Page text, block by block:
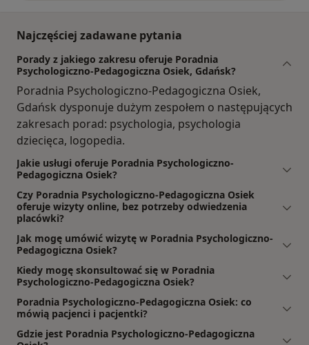
Najczęściej zadawane pytania
Porady z jakiego zakresu oferuje Poradnia
Psychologiczno-Pedagogiczna Osiek, Gdańsk?
Poradnia Psychologiczno-Pedagogiczna Osiek,
Gdańsk dysponuje dużym zespołem o następujących
zakresach porad: psychologia, psychologia
dziecięca, logopedia.
Jakie usługi oferuje Poradnia Psychologiczno-
Pedagogiczna Osiek?
Czy Poradnia Psychologiczno-Pedagogiczna Osiek
oferuje wizyty online, bez potrzeby odwiedzenia
placówki?
Jak mogę umówić wizytę w Poradnia Psychologiczno-
Pedagogiczna Osiek?
Kiedy mogę skonsultować się w Poradnia
Psychologiczno-Pedagogiczna Osiek?
Poradnia Psychologiczno-Pedagogiczna Osiek: co
mówią pacjenci i pacjentki?
Gdzie jest Poradnia Psychologiczno-Pedagogiczna